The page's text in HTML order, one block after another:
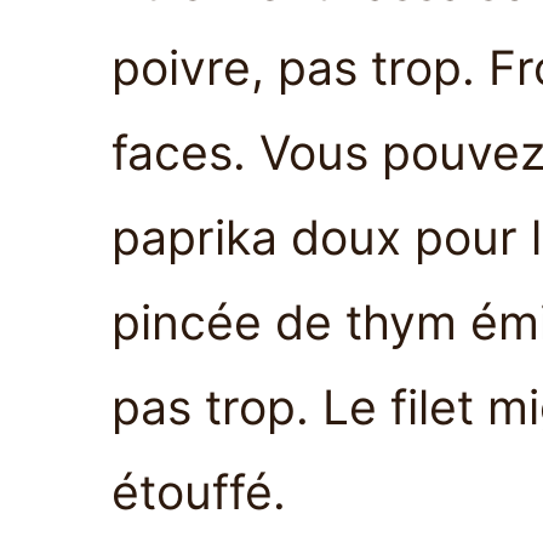
poivre, pas trop.
faces. Vous
paprika doux pour
pincée de thym
pas trop. Le filet
étouffé.